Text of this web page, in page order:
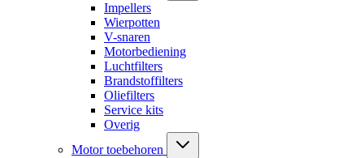
Impellers
Wierpotten
V-snaren
Motorbediening
Luchtfilters
Brandstoffilters
Oliefilters
Service kits
Overig
Motor toebehoren